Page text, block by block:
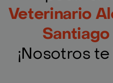
Veterinario
¡Nosotros